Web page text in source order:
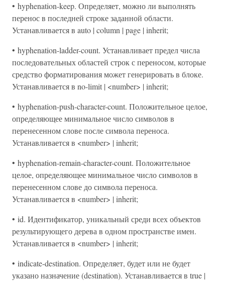
• hyphenation-keep. Определяет, можно ли выполнять
перенос в последней строке заданной области.
Устанавливается в auto | column | page | inherit;
• hyphenation-ladder-count. Устанавливает предел числа
последовательных областей строк с переносом, которые
средство форматирования может генерировать в блоке.
Устанавливается в no-limit | <number> | inherit;
• hyphenation-push-character-count. Положительное целое,
определяющее минимальное число символов в
перенесенном слове после символа переноса.
Устанавливается в <number> | inherit;
• hyphenation-remain-character-count. Положительное
целое, определяющее минимальное число символов в
перенесенном слове до символа переноса.
Устанавливается в <number> | inherit;
• id. Идентификатор, уникальный среди всех объектов
результирующего дерева в одном пространстве имен.
Устанавливается в <number> | inherit;
• indicate-destination. Определяет, будет или не будет
указано назначение (destination). Устанавливается в true |